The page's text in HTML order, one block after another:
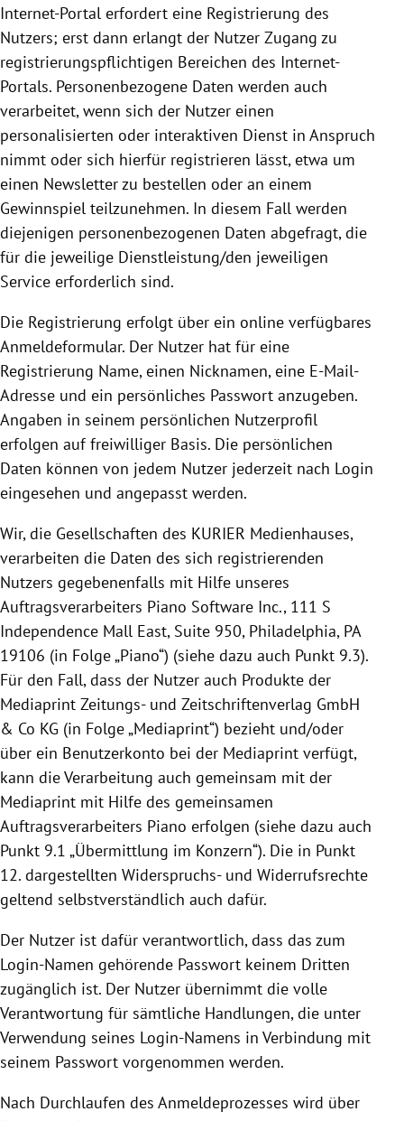
Internet-Portal erfordert eine Registrierung des
Nutzers; erst dann erlangt der Nutzer Zugang zu
registrierungspflichtigen Bereichen des Internet-
Portals. Personenbezogene Daten werden auch
verarbeitet, wenn sich der Nutzer einen
personalisierten oder interaktiven Dienst in Anspruch
nimmt oder sich hierfür registrieren lässt, etwa um
einen Newsletter zu bestellen oder an einem
Gewinnspiel teilzunehmen. In diesem Fall werden
diejenigen personenbezogenen Daten abgefragt, die
für die jeweilige Dienstleistung/den jeweiligen
Service erforderlich sind.
Die Registrierung erfolgt über ein online verfügbares
Anmeldeformular. Der Nutzer hat für eine
Registrierung Name, einen Nicknamen, eine E-Mail-
Adresse und ein persönliches Passwort anzugeben.
Angaben in seinem persönlichen Nutzerprofil
erfolgen auf freiwilliger Basis. Die persönlichen
Daten können von jedem Nutzer jederzeit nach Login
eingesehen und angepasst werden.
Wir, die Gesellschaften des KURIER Medienhauses,
verarbeiten die Daten des sich registrierenden
Nutzers gegebenenfalls mit Hilfe unseres
Auftragsverarbeiters Piano Software Inc., 111 S
Independence Mall East, Suite 950, Philadelphia, PA
19106 (in Folge „Piano“) (siehe dazu auch Punkt 9.3).
Für den Fall, dass der Nutzer auch Produkte der
Mediaprint Zeitungs- und Zeitschriftenverlag GmbH
& Co KG (in Folge „Mediaprint“) bezieht und/oder
über ein Benutzerkonto bei der Mediaprint verfügt,
kann die Verarbeitung auch gemeinsam mit der
Mediaprint mit Hilfe des gemeinsamen
Auftragsverarbeiters Piano erfolgen (siehe dazu auch
Punkt 9.1 „Übermittlung im Konzern“). Die in Punkt
12. dargestellten Widerspruchs- und Widerrufsrechte
geltend selbstverständlich auch dafür.
Der Nutzer ist dafür verantwortlich, dass das zum
Login-Namen gehörende Passwort keinem Dritten
zugänglich ist. Der Nutzer übernimmt die volle
Verantwortung für sämtliche Handlungen, die unter
Verwendung seines Login-Namens in Verbindung mit
seinem Passwort vorgenommen werden.
Nach Durchlaufen des Anmeldeprozesses wird über